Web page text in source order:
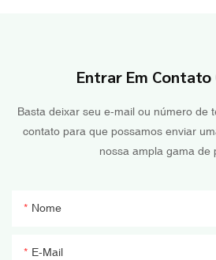
Entrar Em Contato
Basta deixar seu e-mail ou número de
contato para que possamos enviar
nossa ampla gama de
Nome
E-Mail